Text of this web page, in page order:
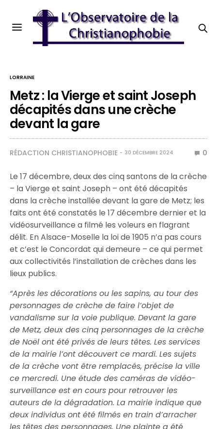
LORRAINE
Metz : la Vierge et saint Joseph
décapités dans une crèche
devant la gare
RÉDACTION CHRISTIANOPHOBIE 30 DÉCEMBRE 2024 0
Le 17 décembre, deux des cinq santons de la crèche
– la Vierge et saint Joseph – ont été décapités
dans la crèche installée devant la gare de Metz; les
faits ont été constatés le 17 décembre dernier et la
vidéosurveillance a filmé les voleurs en flagrant
délit. En Alsace-Moselle la loi de 1905 n’a pas cours
et c’est le Concordat qui demeure – ce qui permet
aux collectivités l’installation de crèches dans les
lieux publics.
“Après les décorations ou les sapins, au tour des
personnages de crèche de faire l’objet de
vandalisme sur la voie publique. Devant la gare
de Metz, deux des cinq personnages de la crèche
de Noël ont été privés de leurs têtes. Les services
de la mairie l’ont découvert ce mardi. Les sujets
de la crèche vont être remplacés, précise la ville
ce mercredi. Une étude des caméras de vidéo-
surveillance est en cours pour retrouver les
auteurs de la dégradation. La mairie indique que
deux individus ont été filmés en train d’arracher